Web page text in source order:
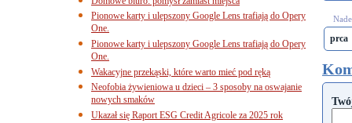
prca
Pionowe karty i ulepszony Google Lens trafiają do Opery
One.
Pionowe karty i ulepszony Google Lens trafiają do Opery
One.
Wakacyjne przekąski, które warto mieć pod ręką
Neofobia żywieniowa u dzieci – 3 sposoby na oswajanie
nowych smaków
Ukazał się Raport ESG Credit Agricole za 2025 rok